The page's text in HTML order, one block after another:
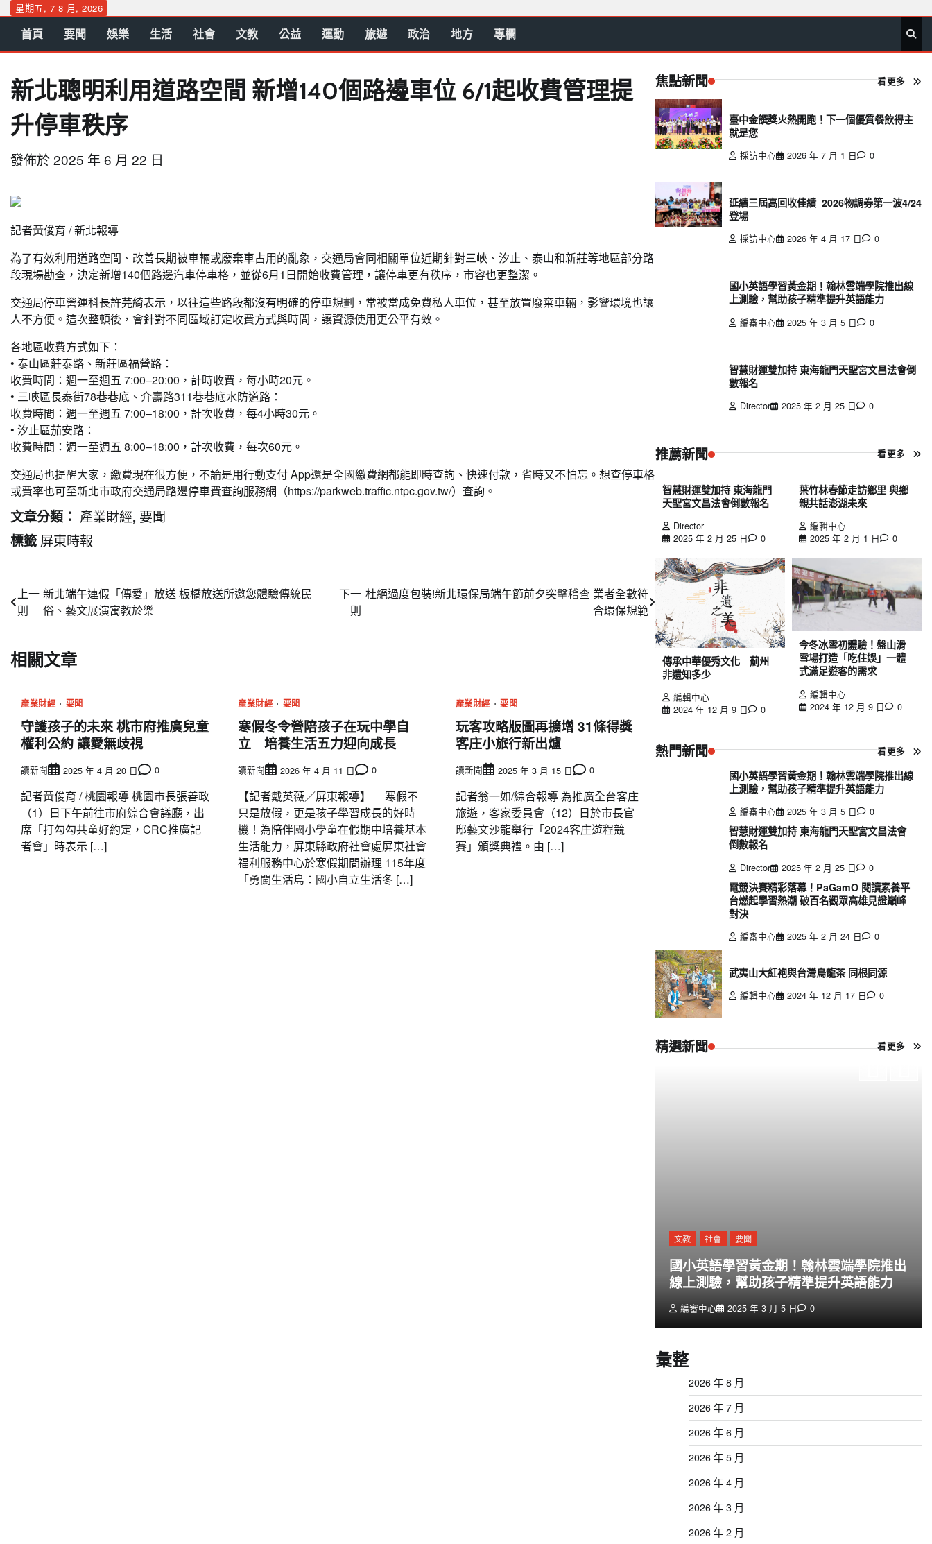
Skip
content
星期五, 7 8 月, 2026
首 要 娛 生 社 文 公 運 旅 政 地
方
專
欄
首頁 要聞 娛樂 生活 社會 文教 公益 運動 旅遊 政治 地方 專欄
新北聰明利用道路空間 新增140個路邊車位 6/1起收費管理提
升停車秩序
發佈於2025 年 6 月 22 日
記者黃俊育 / 新北報導
為了有效利用道路空間、改善長期被車輛或廢棄車占用的亂象，交通局會同相關單位近期針對三峽、汐止、泰山和新莊等地區部分路
段現場勘查，決定新增140個路邊汽車停車格，並從6月1日開始收費管理，讓停車更有秩序，市容也更整潔。
交通局停車營運科長許芫綺表示，以往這些路段都沒有明確的停車規劃，常被當成免費私人車位，甚至放置廢棄車輛，影響環境也讓
人不方便。這次整頓後，會針對不同區域訂定收費方式與時間，讓資源使用更公平有效。
各地區收費方式如下：
• 泰山區莊泰路、新莊區福營路：
收費時間：週一至週五 7:00–20:00，計時收費，每小時20元。
• 三峽區長泰街78巷巷底、介壽路311巷巷底水防道路：
收費時間：週一至週五 7:00–18:00，計次收費，每4小時30元。
• 汐止區茄安路：
收費時間：週一至週五 8:00–18:00，計次收費，每次60元。
交通局也提醒大家，繳費現在很方便，不論是用行動支付 App還是全國繳費網都能即時查詢、快速付款，省時又不怕忘。想查停車格
或費率也可至新北市政府交通局路邊停車費查詢服務網（https://parkweb.traffic.ntpc.gov.tw/）查詢。
文章分類： 產業財經, 要聞
標籤 屏東時報
文
章
導
覽
上一
則
新北端午連假「傳愛」放送 板橋放送所邀您體驗傳統民
俗、藝文展演寓教於樂
下一
則
杜絕過度包裝!新北環保局端午節前夕突擊稽查 業者全數符
合環保規範
相關文章
產業財經 要聞
守護孩子的未來 桃市府推廣兒童
權利公約 讓愛無歧視
讀新聞 2025 年 4 月 20 日 0
記者黃俊育 / 桃園報導 桃園市長張善政
（1）日下午前往市府綜合會議廳，出
席「打勾勾共童好約定，CRC推廣記
者會」時表示 […]
產業財經 要聞
寒假冬令營陪孩子在玩中學自
立 培養生活五力迎向成長
讀新聞 2026 年 4 月 11 日 0
【記者戴英薇／屏東報導】 寒假不
只是放假，更是孩子學習成長的好時
機！為陪伴國小學童在假期中培養基本
生活能力，屏東縣政府社會處屏東社會
福利服務中心於寒假期間辦理 115年度
「勇闖生活島：國小自立生活冬 […]
產業財經 要聞
玩客攻略版圖再擴增 31條得獎
客庄小旅行新出爐
讀新聞 2025 年 3 月 15 日 0
記者翁一如/綜合報導 為推廣全台客庄
旅遊，客家委員會（12）日於市長官
邸藝文沙龍舉行「2024客庄遊程競
賽」頒獎典禮。由 […]
焦點新聞 看更多
臺中金饌獎火熱開跑！下一個優質餐飲得主
就是您
採訪中心 2026 年 7 月 1 日 0
延續三屆高回收佳績 2026物調券第一波4/24
登場
採訪中心 2026 年 4 月 17 日 0
國小英語學習黃金期！翰林雲端學院推出線
上測驗，幫助孩子精準提升英語能力
編審中心 2025 年 3 月 5 日 0
智慧財運雙加持 東海龍門天聖宮文昌法會倒
數報名
Director 2025 年 2 月 25 日 0
推薦新聞 看更多
智慧財運雙加持 東海龍門
天聖宮文昌法會倒數報名
Director
2025 年 2 月 25 日
0
葉竹林春節走訪鄉里 與鄉
親共話澎湖未來
編輯中心
2025 年 2 月 1 日
0
傳承中華優秀文化 薊州
非遺知多少
編輯中心
2024 年 12 月 9 日
0
今冬冰雪初體驗！盤山滑
雪場打造「吃住娛」一體
式滿足遊客的需求
編輯中心
2024 年 12 月 9 日
0
熱門新聞 看更多
國小英語學習黃金期！翰林雲端學院推出線
上測驗，幫助孩子精準提升英語能力
編審中心 2025 年 3 月 5 日 0
智慧財運雙加持 東海龍門天聖宮文昌法會
倒數報名
Director 2025 年 2 月 25 日 0
電競決賽精彩落幕！PaGamO 閱讀素養平
台燃起學習熱潮 破百名觀眾高雄見證巔峰
對決
編審中心 2025 年 2 月 24 日 0
武夷山大紅袍與台灣烏龍茶 同根同源
編輯中心 2024 年 12 月 17 日 0
精選新聞 看更多
文教 社會 要聞
國小英語學習黃金期！翰林雲端學院推出
線上測驗，幫助孩子精準提升英語能力
編審中心 2025 年 3 月 5 日 0
彙整
2026 年 8 月
2026 年 7 月
2026 年 6 月
2026 年 5 月
2026 年 4 月
2026 年 3 月
2026 年 2 月